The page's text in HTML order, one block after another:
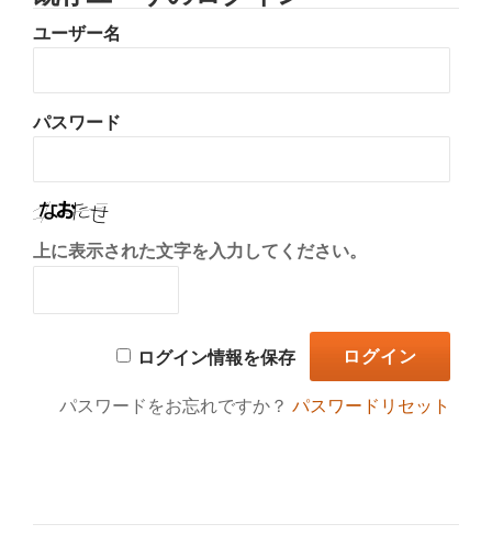
り
ユーザー名
パスワード
上に表示された文字を入力してください。
ログイン情報を保存
パスワードをお忘れですか？パスワードリセット